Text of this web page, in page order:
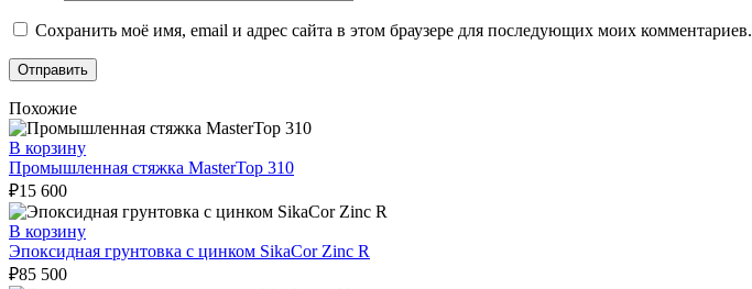
Сохранить моё имя, email и адрес сайта в этом браузере для последующих моих комментариев.
Похожие
В корзину
Промышленная стяжка MasterTop 310
₽15 600
В корзину
Эпоксидная грунтовка с цинком SikaCor Zinc R
₽85 500